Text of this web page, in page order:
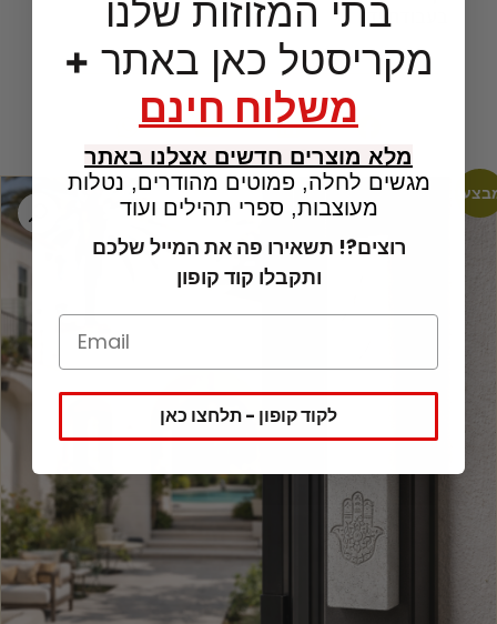
בעבודת ידבתי המזוזות שלנו
מקריסטל כאן באתר +
משלוח חינם
מלא מוצרים חדשים אצלנו באתר
מגשים לחלה, פמוטים מהודרים, נטלות
מעוצבות, ספרי תהילים ועוד
רוצים?! תשאירו פה את המייל שלכם
ותקבלו קוד קופון
לקוד קופון - תלחצו כאן